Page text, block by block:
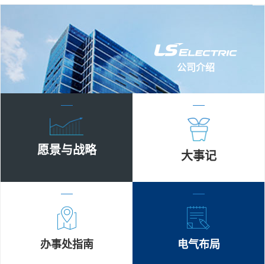
公司介绍
愿景与战略 大事记
办事处指南 电气布局